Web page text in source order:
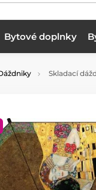
Bytové doplnky
Skladací